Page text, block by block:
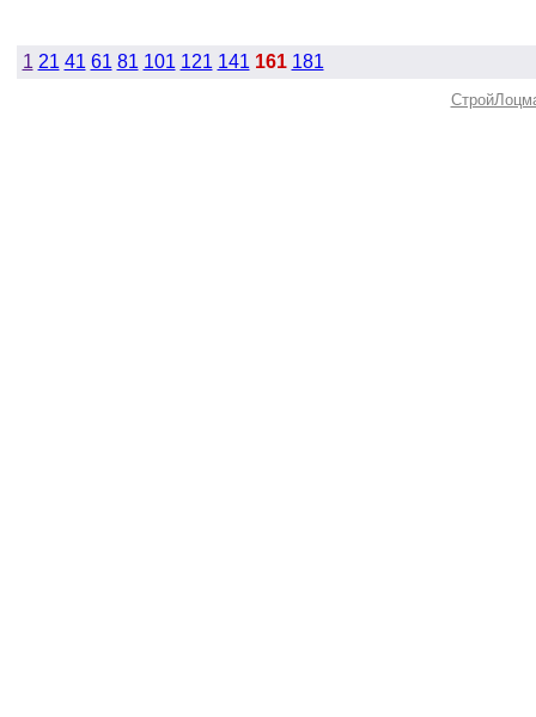
1 21 41 61 81 101 121 141 161 181